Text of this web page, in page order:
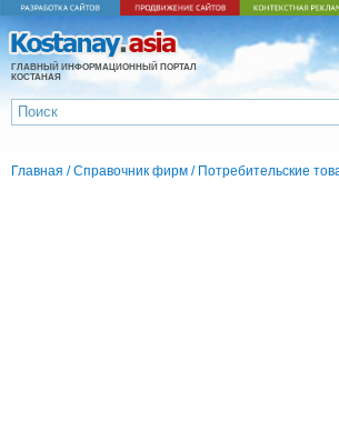
ГЛАВНЫЙ ИНФОРМАЦИОННЫЙ ПОРТАЛ
КОСТАНАЯ
Главная /Справочник фирм / Потребительские